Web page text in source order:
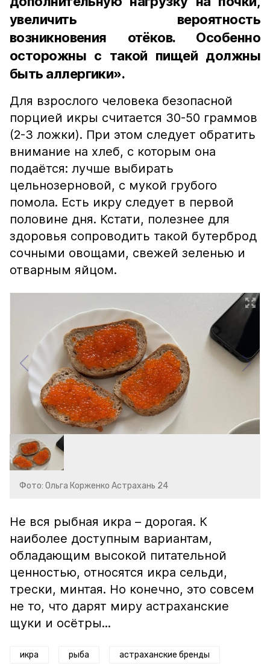
увеличить вероятность
возникновения отёков. Особенно
осторожны с такой пищей должны
быть аллергики».
Для взрослого человека безопасной
порцией икры считается 30-50 граммов
(2-3 ложки). При этом следует обратить
внимание на хлеб, с которым она
подаётся: лучше выбирать
цельнозерновой, с мукой грубого
помола. Есть икру следует в первой
половине дня. Кстати, полезнее для
здоровья сопроводить такой бутерброд
сочными овощами, свежей зеленью и
отварным яйцом.
Фото: Ольга Корженко Астрахань 24
Не вся рыбная икра – дорогая. К
наиболее доступным вариантам,
обладающим высокой питательной
ценностью, относятся икра сельди,
трески, минтая. Но конечно, это совсем
не то, что дарят миру астраханские
щуки и осётры...
икра рыба астраханские бренды